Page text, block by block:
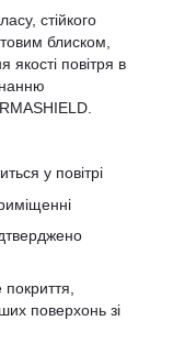
стійкого
блиском,
повітря в
у повітрі
поверхонь зі